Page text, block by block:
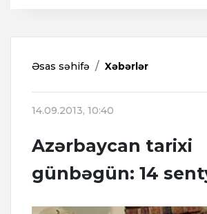
Əsas səhifə Xəbərlər
14.09.2013, 10:40
Azərbaycan tarixi
günbəgün: 14